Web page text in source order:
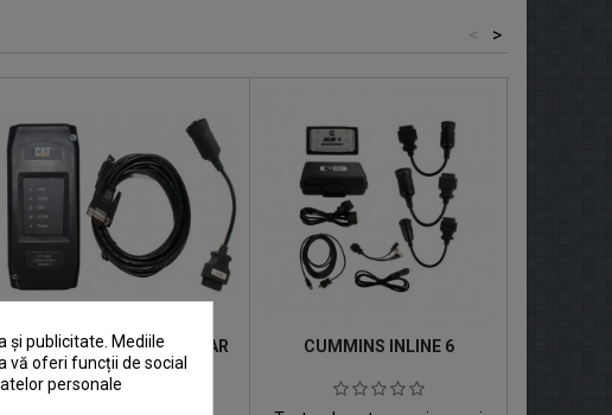
>
<
TESTER CAT CATERPILLAR
ET
CUMMINS INLINE 6
și publicitate. Mediile
vă oferi funcții de social
personale